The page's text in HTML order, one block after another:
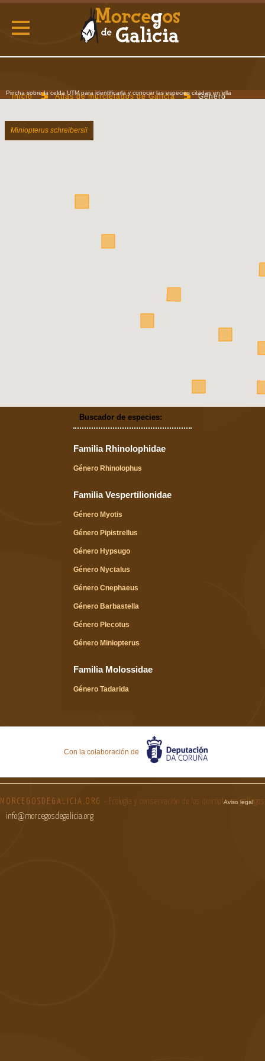
Inicio Atlas de murcielagos de Galicia
Género
Miniopterus schreibersii
Pincha sobre la celda UTM para identificarla y conocer las especies citadas en ella
Buscador de especies:
Familia Rhinolophidae
Género Rhinolophus
Familia Vespertilionidae
Género Myotis
Género Pipistrellus
Género Hypsugo
Género Nyctalus
Género Cnephaeus
Género Barbastella
Género Plecotus
Género Miniopterus
Familia Molossidae
Género Tadarida
Con la colaboración de
MORCEGOSDEGALICIA.ORG • Ecología y conservación de los quirópteros gallegos
info@morcegosdegalicia.org
Aviso legal